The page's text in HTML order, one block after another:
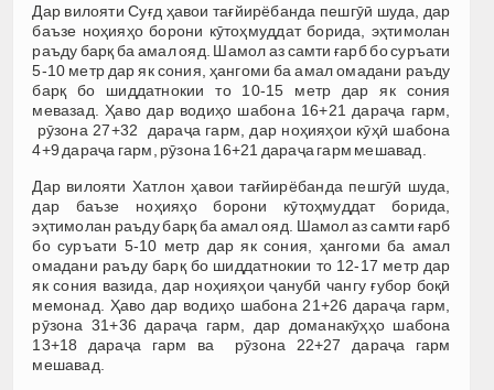
Дар вилояти Суғд ҳавои тағйирёбанда пешгӯӣ шуда, дар
баъзе ноҳияҳо борони кӯтоҳмуддат борида, эҳтимолан
раъду барқ ба амал ояд. Шамол аз самти ғарб бо суръати
5-10 метр дар як сония, ҳангоми ба амал омадани раъду
барқ бо шиддатнокии то 10-15 метр дар як сония
мевазад. Ҳаво дар водиҳо шабона 16+21 дараҷа гарм,
рӯзона 27+32 дараҷа гарм, дар ноҳияҳои кӯҳӣ шабона
4+9 дараҷа гарм, рӯзона 16+21 дараҷа гарм мешавад.
Дар вилояти Хатлон ҳавои тағйирёбанда пешгӯӣ шуда,
дар баъзе ноҳияҳо борони кӯтоҳмуддат борида,
эҳтимолан раъду барқ ба амал ояд. Шамол аз самти ғарб
бо суръати 5-10 метр дар як сония, ҳангоми ба амал
омадани раъду барқ бо шиддатнокии то 12-17 метр дар
як сония вазида, дар ноҳияҳои ҷанубӣ чангу ғубор боқӣ
мемонад. Ҳаво дар водиҳо шабона 21+26 дараҷа гарм,
рӯзона 31+36 дараҷа гарм, дар доманакӯҳҳо шабона
13+18 дараҷа гарм ва рӯзона 22+27 дараҷа гарм
мешавад.